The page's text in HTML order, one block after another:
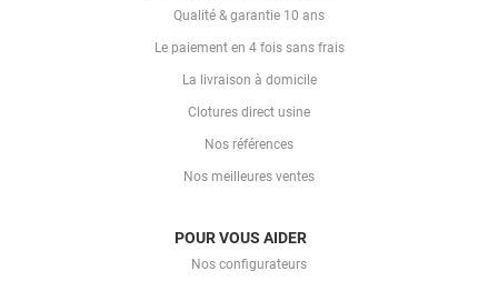
Qualité & garantie 10 ans
Le paiement en 4 fois sans frais
La livraison à domicile
Clotures direct usine
Nos références
Nos meilleures ventes
POUR VOUS AIDER
Nos configurateurs